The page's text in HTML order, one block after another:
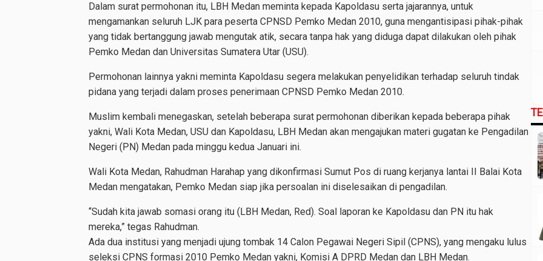
Dalam surat permohonan itu, LBH Medan meminta kepada Kapoldasu serta jajarannya, untuk
mengamankan seluruh LJK para peserta CPNSD Pemko Medan 2010, guna mengantisipasi pihak-pihak
yang tidak bertanggung jawab mengutak atik, secara tanpa hak yang diduga dapat dilakukan oleh pihak
Pemko Medan dan Universitas Sumatera Utar (USU).
Permohonan lainnya yakni meminta Kapoldasu segera melakukan penyelidikan terhadap seluruh tindak
pidana yang terjadi dalam proses penerimaan CPNSD Pemko Medan 2010.
Muslim kembali menegaskan, setelah beberapa surat permohonan diberikan kepada beberapa pihak
yakni, Wali Kota Medan, USU dan Kapoldasu, LBH Medan akan mengajukan materi gugatan ke Pengadilan
Negeri (PN) Medan pada minggu kedua Januari ini.
Wali Kota Medan, Rahudman Harahap yang dikonfirmasi Sumut Pos di ruang kerjanya lantai II Balai Kota
Medan mengatakan, Pemko Medan siap jika persoalan ini diselesaikan di pengadilan.
“Sudah kita jawab somasi orang itu (LBH Medan, Red). Soal laporan ke Kapoldasu dan PN itu hak
mereka,” tegas Rahudman.
Ada dua institusi yang menjadi ujung tombak 14 Calon Pegawai Negeri Sipil (CPNS), yang mengaku lulus
seleksi CPNS formasi 2010 Pemko Medan yakni, Komisi A DPRD Medan dan LBH Medan.